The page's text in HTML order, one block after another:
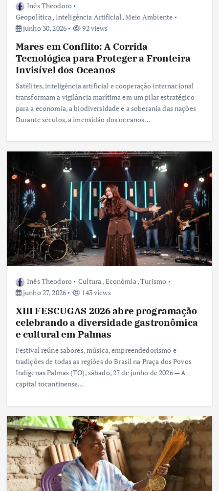
Inês Theodoro
Geopolítica , Inteligência Artificial ,Meio Ambiente
junho 30, 2026
92 views
Mares em Conflito: A Corrida
Tecnológica para Proteger a Fronteira
Invisível dos Oceanos
Satélites, inteligência artificial e cooperação internacional
transformam a vigilância marítima em um pilar estratégico
para a economia, a biodiversidade e a soberania das nações
Durante séculos, a imensidão dos oceanos…
Inês Theodoro Cultura, Econômia,Turismo
junho 27, 2026
143 views
XIII FESCUGAS 2026 abre programação
celebrando a diversidade gastronômica
e cultural em Palmas
Festival reúne sabores, música, empreendedorismo e
tradições de todas as regiões do Brasil na Praça dos Povos
Indígenas Palmas (TO), sábado, 27 de junho de 2026 — A
capital tocantinense…